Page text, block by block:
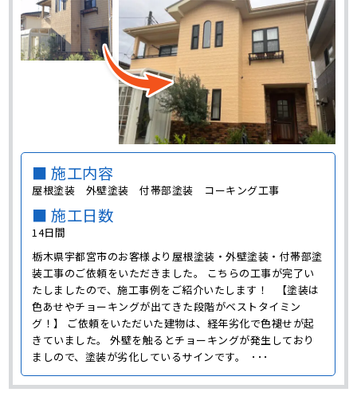
■ 施工内容
屋根塗装 外壁塗装 付帯部塗装 コーキング工事
■ 施工日数
14日間
栃木県宇都宮市のお客様より屋根塗装・外壁塗装・付帯部塗
装工事のご依頼をいただきました。 こちらの工事が完了い
たしましたので、施工事例をご紹介いたします！ 【塗装は
色あせやチョーキングが出てきた段階がベストタイミン
グ！】 ご依頼をいただいた建物は、経年劣化で色褪せが起
きていました。 外壁を触るとチョーキングが発生しており
ましので、塗装が劣化しているサインです。 ･･･